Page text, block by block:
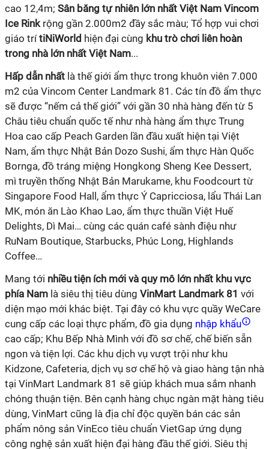
cao 12,4m; Sân băng tự nhiên lớn nhất Việt Nam Vincom
Ice Rinkrộng gần 2.000m2 đầy sắc màu; Tổ hợp vui chơi
giáo trítiNiWorld hiện đại cùng khu trò chơi liên hoàn
trong nhà lớn nhất Việt Nam...
Hấp dẫn nhất là thế giới ẩm thực trong khuôn viên 7.000
m2 của Vincom Center Landmark 81. Các tín đồ ẩm thực
sẽ được “nếm cả thế giới” với gần 30 nhà hàng đến từ 5
Châu tiêu chuẩn quốc tế như nhà hàng ẩm thực Trung
Hoa cao cấp Peach Garden lần đầu xuất hiện tại Việt
Nam, ẩm thực Nhật Bản Dozo Sushi, ẩm thực Hàn Quốc
Bornga, đồ tráng miệng Hongkong Sheng Kee Dessert,
mì truyền thống Nhật Bản Marukame, khu Foodcourt từ
Singapore Food Hall, ẩm thực Ý Capricciosa, lẩu Thái Lan
MK, món ăn Lào Khao Lao, ẩm thực thuần Việt Huế
Delights, Dì Mai… cùng các quán café sành điệu như
RuNam Boutique, Starbucks, Phúc Long, Highlands
Coffee…
Mang tới nhiều tiện ích mới và quy mô lớn nhất khu vực
phía Nam là siêu thị tiêu dùng VinMart Landmark 81 với
diện mạo mới khác biệt. Tại đây có khu vực quầy WeCare
cung cấp các loại thực phẩm, đồ gia dụng nhập khẩu
cao cấp; Khu Bếp Nhà Mình với đồ sơ chế, chế biến sẵn
ngon và tiện lợi. Các khu dịch vụ vượt trội như khu
Kidzone, Cafeteria, dịch vụ sơ chế hộ và giao hàng tận nhà
tại VinMart Landmark 81 sẽ giúp khách mua sắm nhanh
chóng thuận tiện. Bên cạnh hàng chục ngàn mặt hàng tiêu
dùng, VinMart cũng là địa chỉ độc quyền bán các sản
phẩm nông sản VinEco tiêu chuẩn VietGap ứng dụng
công nghệ sản xuất hiện đại hàng đầu thế giới. Siêu thị